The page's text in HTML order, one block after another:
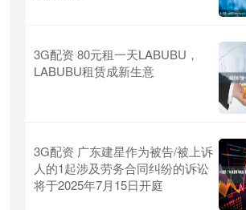
3G配资 80元租一天LABUBU，
LABUBU租赁成新生意
3G配资 广东建星作为被告/被上诉
人的1起涉及劳务合同纠纷的诉讼
将于2025年7月15日开庭